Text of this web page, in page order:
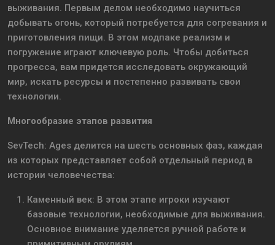
выживания. Первым делом необходимо научиться
добывать огонь, который потребуется для согревания и
приготовления пищи. В этом модпаке реализм и
погружение играют ключевую роль. Чтобы добиться
прогресса, вам придется исследовать окружающий
мир, искать ресурсы и постепенно развивать свои
технологии.
Многообразие этапов развития
SevTech: Ages делится на шесть основных фаз, каждая
из которых представляет собой отдельный период в
истории человечества:
Каменный век: В этом этапе игроки изучают
базовые технологии, необходимые для выживания.
Основное внимание уделяется ручной работе и